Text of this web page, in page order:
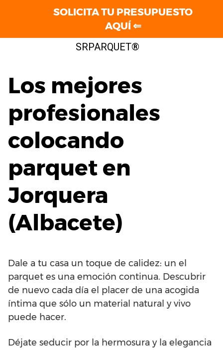
SRPARQUET®
Los mejores
profesionales
colocando
parquet en
Jorquera
(Albacete)
Dale a tu casa un toque de calidez: un el
parquet es una emoción continua. Descubrir
de nuevo cada día el placer de una acogida
íntima que sólo un material natural y vivo
puede hacer.
Déjate seducir por la hermosura y la elegancia
SOLICITA TU PRESUPUESTO
AQUÍ ⇐